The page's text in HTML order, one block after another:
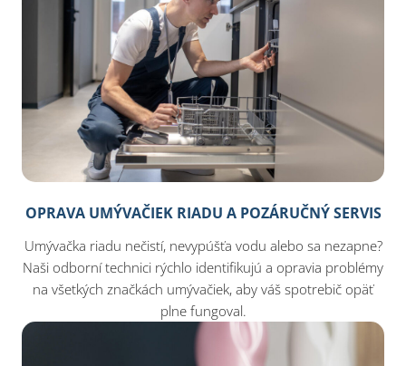
OPRAVA UMÝVAČIEK RIADU A POZÁRUČNÝ SERVIS
Umývačka riadu nečistí, nevypúšťa vodu alebo sa nezapne?
Naši odborní technici rýchlo identifikujú a opravia problémy
na všetkých značkách umývačiek, aby váš spotrebič opäť
plne fungoval.